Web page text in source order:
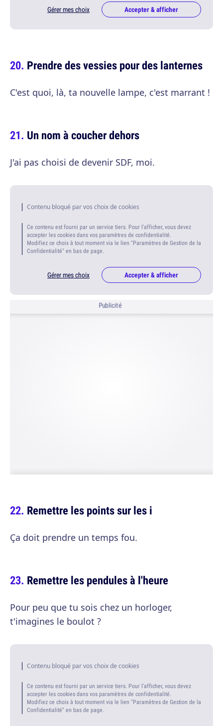
Gérer mes choix Accepter & afficher
Prendre des vessies pour des lanternes
C'est quoi, là, ta nouvelle lampe, c'est marrant !
Un nom à coucher dehors
J'ai pas choisi de devenir SDF, moi.
Contenu bloqué par vos choix de cookies
Ce contenu est fourni par un service tiers. Pour l'afficher, vous devez
accepter les cookies dans vos paramètres de confidentialité.
Modifiez ce choix à tout moment via le lien "Paramètres de Gestion de la
Confidentialité" en bas de page.
Gérer mes choix Accepter & afficher
Publicité
Remettre les points sur les i
Ça doit prendre un temps fou.
Remettre les pendules à l'heure
Pour peu que tu sois chez un horloger,
t'imagines le boulot ?
Contenu bloqué par vos choix de cookies
Ce contenu est fourni par un service tiers. Pour l'afficher, vous devez
accepter les cookies dans vos paramètres de confidentialité.
Modifiez ce choix à tout moment via le lien "Paramètres de Gestion de la
Confidentialité" en bas de page.